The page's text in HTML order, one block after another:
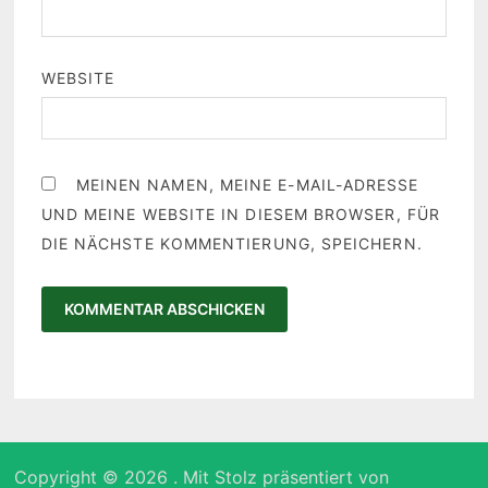
WEBSITE
MEINEN NAMEN, MEINE E-MAIL-ADRESSE
UND MEINE WEBSITE IN DIESEM BROWSER, FÜR
DIE NÄCHSTE KOMMENTIERUNG, SPEICHERN.
Copyright © 2026 . Mit Stolz präsentiert von